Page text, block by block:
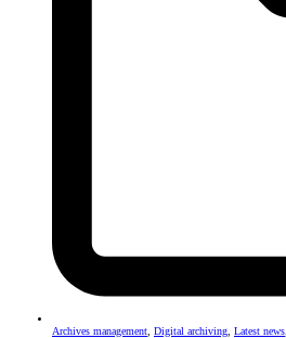
Archives management Digital archiving Latest news